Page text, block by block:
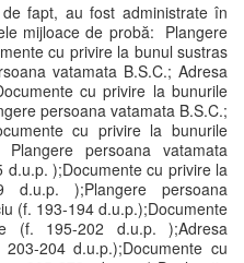
fapt, au fost administrate în
mijloace de probă: Plangere
cu privire la bunul sustras
vatamata B.S.C.; Adresa
cu privire la bunurile
persoana vatamata B.S.C.;
cu privire la bunurile
persoana vatamata
);Documente cu privire la
d.u.p. );Plangere persoana
(f. 193-194 d.u.p.);Documente
(f. 195-202 d.u.p. );Adresa
204 d.u.p.);Documente cu